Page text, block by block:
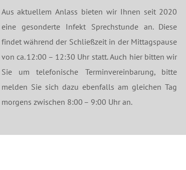
Aus aktuellem Anlass bieten wir Ihnen seit 2020
eine gesonderte Infekt Sprechstunde an. Diese
findet während der Schließzeit in der Mittagspause
von ca. 12:00 – 12:30 Uhr statt. Auch hier bitten wir
Sie um telefonische Terminvereinbarung, bitte
melden Sie sich dazu ebenfalls am gleichen Tag
morgens zwischen 8:00 – 9:00 Uhr an.